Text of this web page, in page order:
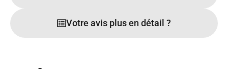
Votre avis plus en détail ?